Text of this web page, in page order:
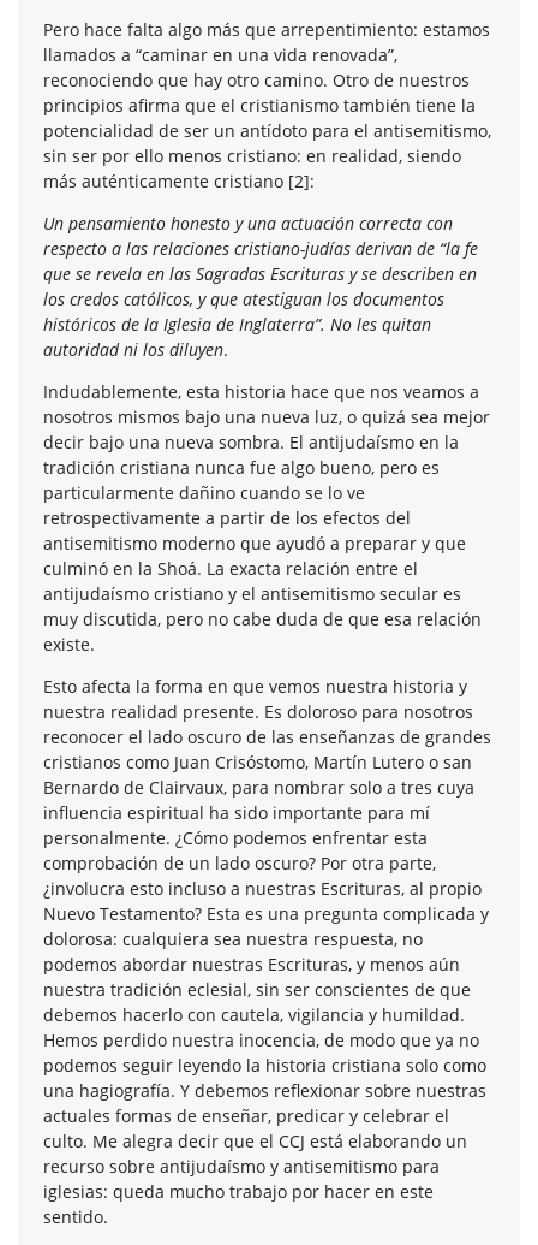
Pero hace falta algo más que arrepentimiento: estamos
llamados a “caminar en una vida renovada”,
reconociendo que hay otro camino. Otro de nuestros
principios afirma que el cristianismo también tiene la
potencialidad de ser un antídoto para el antisemitismo,
sin ser por ello menos cristiano: en realidad, siendo
más auténticamente cristiano [2]:
Un pensamiento honesto y una actuación correcta con
respecto a las relaciones cristiano-judías derivan de “la fe
que se revela en las Sagradas Escrituras y se describen en
los credos católicos, y que atestiguan los documentos
históricos de la Iglesia de Inglaterra”. No les quitan
autoridad ni los diluyen.
Indudablemente, esta historia hace que nos veamos a
nosotros mismos bajo una nueva luz, o quizá sea mejor
decir bajo una nueva sombra. El antijudaísmo en la
tradición cristiana nunca fue algo bueno, pero es
particularmente dañino cuando se lo ve
retrospectivamente a partir de los efectos del
antisemitismo moderno que ayudó a preparar y que
culminó en la Shoá. La exacta relación entre el
antijudaísmo cristiano y el antisemitismo secular es
muy discutida, pero no cabe duda de que esa relación
existe.
Esto afecta la forma en que vemos nuestra historia y
nuestra realidad presente. Es doloroso para nosotros
reconocer el lado oscuro de las enseñanzas de grandes
cristianos como Juan Crisóstomo, Martín Lutero o san
Bernardo de Clairvaux, para nombrar solo a tres cuya
influencia espiritual ha sido importante para mí
personalmente. ¿Cómo podemos enfrentar esta
comprobación de un lado oscuro? Por otra parte,
¿involucra esto incluso a nuestras Escrituras, al propio
Nuevo Testamento? Esta es una pregunta complicada y
dolorosa: cualquiera sea nuestra respuesta, no
podemos abordar nuestras Escrituras, y menos aún
nuestra tradición eclesial, sin ser conscientes de que
debemos hacerlo con cautela, vigilancia y humildad.
Hemos perdido nuestra inocencia, de modo que ya no
podemos seguir leyendo la historia cristiana solo como
una hagiografía. Y debemos reflexionar sobre nuestras
actuales formas de enseñar, predicar y celebrar el
culto. Me alegra decir que el CCJ está elaborando un
recurso sobre antijudaísmo y antisemitismo para
iglesias: queda mucho trabajo por hacer en este
sentido.